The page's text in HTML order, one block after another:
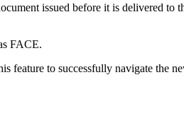
issued before it is delivered to
FACE.
feature to successfully navigate the